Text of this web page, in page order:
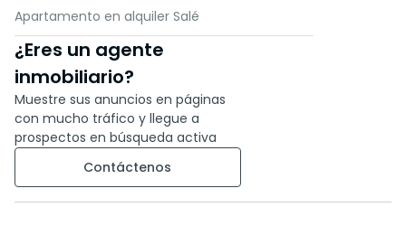
Apartamento en alquiler Salé
¿Eres un agente
inmobiliario?
Muestre sus anuncios en páginas
con mucho tráfico y llegue a
prospectos en búsqueda activa
Contáctenos